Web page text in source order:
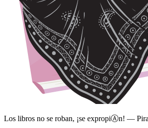
Los libros no se roban, ¡se expropiⒶn! —